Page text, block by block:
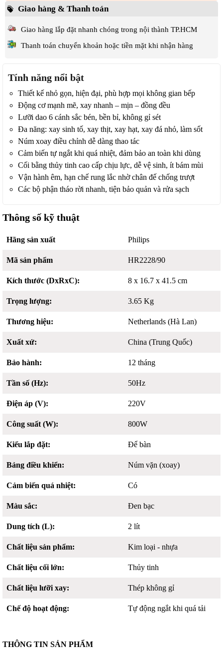
Giao hàng & Thanh toán
Giao hàng lắp đặt nhanh chóng trong nội thành TP.HCM
Thanh toán chuyển khoản hoặc tiền mặt khi nhận hàng
Tính năng nổi bật
Thiết kế nhỏ gọn, hiện đại, phù hợp mọi không gian bếp
Động cơ mạnh mẽ, xay nhanh – mịn – đồng đều
Lưỡi dao 6 cánh sắc bén, bền bỉ, không gỉ sét
Đa năng: xay sinh tố, xay thịt, xay hạt, xay đá nhỏ, làm sốt
Núm xoay điều chỉnh dễ dàng thao tác
Cảm biến tự ngắt khi quá nhiệt, đảm bảo an toàn khi dùng
Cối bằng thủy tinh cao cấp chịu lực, dễ vệ sinh, ít bám mùi
Vận hành êm, hạn chế rung lắc nhờ chân đế chống trượt
Các bộ phận tháo rời nhanh, tiện bảo quản và rửa sạch
THÔNG TIN SẢN PHẨM
Thông số kỹ thuật
Hãng sản xuất Philips
Mã sản phẩm HR2228/90
Kích thước (DxRxC): 8 x 16.7 x 41.5 cm
Trọng lượng: 3.65 Kg
Thương hiệu: Netherlands (Hà Lan)
Xuất xứ: China (Trung Quốc)
Bảo hành: 12 tháng
Tần số (Hz): 50Hz
Điện áp (V): 220V
Công suất (W): 800W
Kiểu lắp đặt: Để bàn
Bảng điều khiển: Núm vặn (xoay)
Cảm biến quá nhiệt: Có
Màu sắc: Đen bạc
Dung tích (L): 2 lít
Chất liệu sản phẩm: Kim loại - nhựa
Chất liệu cối lớn: Thủy tinh
Chất liệu lưỡi xay: Thép không gỉ
Chế độ hoạt động: Tự động ngắt khi quá tải